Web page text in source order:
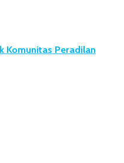
Komunitas Peradilan